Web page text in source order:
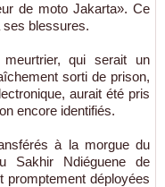
de moto Jakarta». Ce
ses blessures.
qui serait un
sorti de prison,
aurait été pris
encore identifiés.
à la morgue du
Sakhir Ndiéguene de
promptement déployées